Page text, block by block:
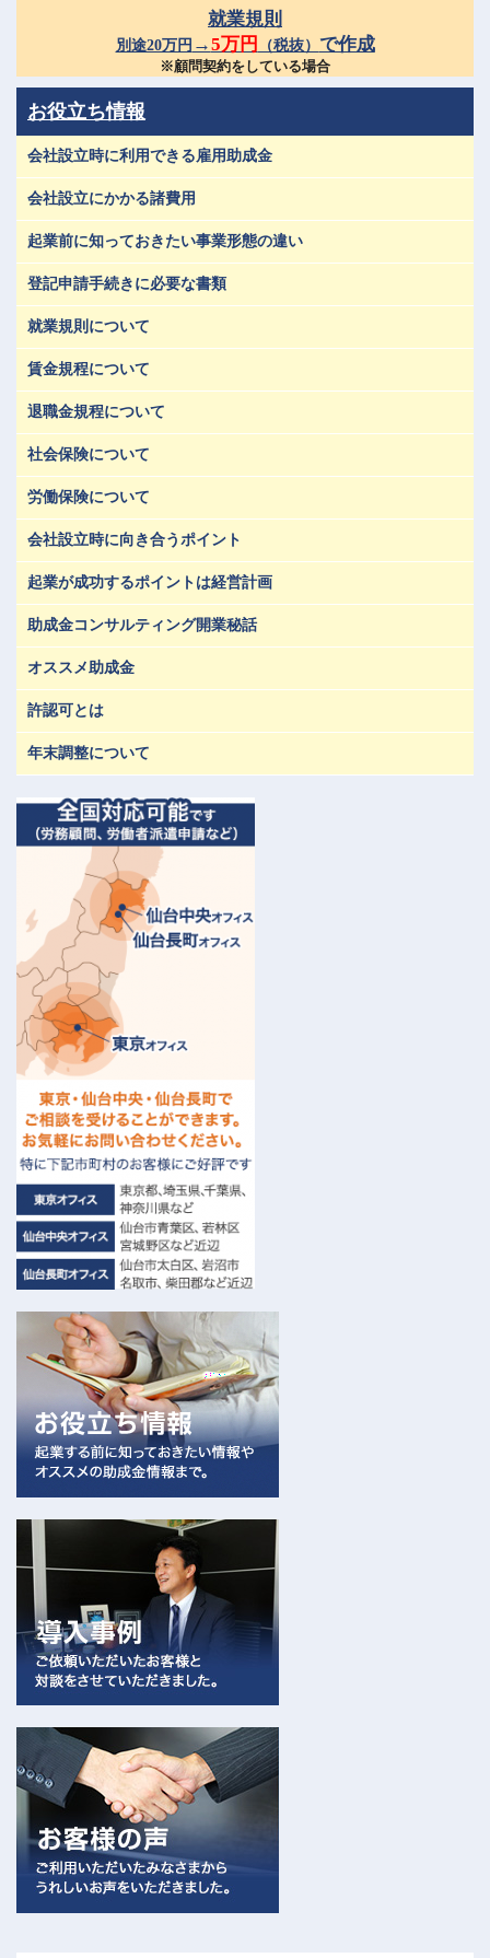
就業規則
別途20万円 →5万円 （税抜） で作成
※顧問契約をしている場合
お役立ち情報
会社設立時に利用できる雇用助成金
会社設立にかかる諸費用
起業前に知っておきたい事業形態の違い
登記申請手続きに必要な書類
就業規則について
賃金規程について
退職金規程について
社会保険について
労働保険について
会社設立時に向き合うポイント
起業が成功するポイントは経営計画
助成金コンサルティング開業秘話
オススメ助成金
許認可とは
年末調整について